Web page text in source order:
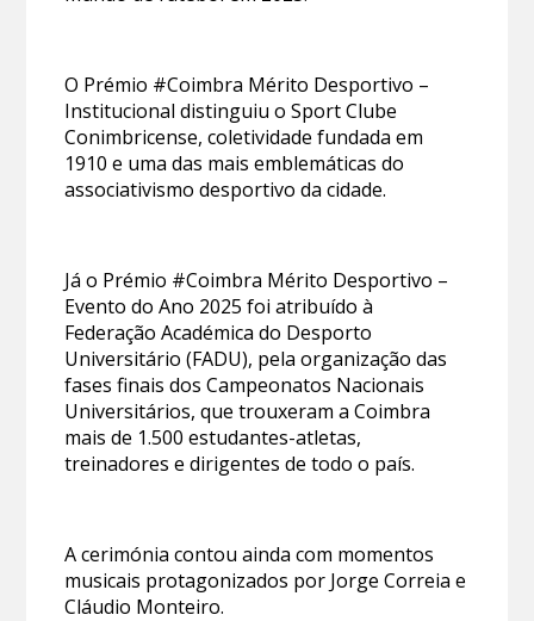
O Prémio #Coimbra Mérito Desportivo –
Institucional distinguiu o Sport Clube
Conimbricense, coletividade fundada em
1910 e uma das mais emblemáticas do
associativismo desportivo da cidade.
Já o Prémio #Coimbra Mérito Desportivo –
Evento do Ano 2025 foi atribuído à
Federação Académica do Desporto
Universitário (FADU), pela organização das
fases finais dos Campeonatos Nacionais
Universitários, que trouxeram a Coimbra
mais de 1.500 estudantes-atletas,
treinadores e dirigentes de todo o país.
A cerimónia contou ainda com momentos
musicais protagonizados por Jorge Correia e
Cláudio Monteiro.